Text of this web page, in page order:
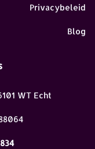
Privacybeleid
Blog
WT Echt